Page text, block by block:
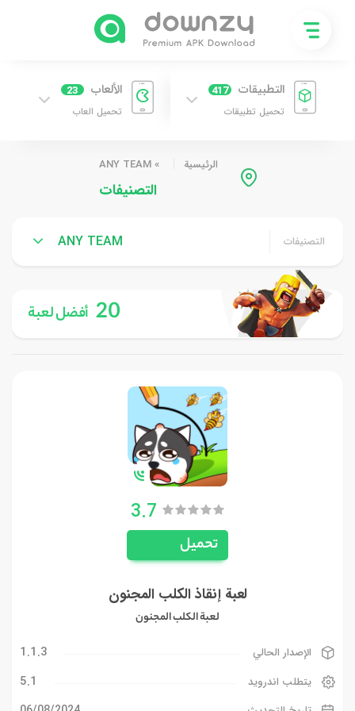
التطبيقات 417
تحميل تطبيقات
الألعاب 23
تحميل العاب
الرئيسية »
ANY TEAM
التصنيفات
التصنيفات ANY TEAM
20 أفضل لعبة
3.7
تحميل
لعبة إنقاذ الكلب المجنون
لعبة الكلب المجنون
الإصدار الحالي 1.1.3
يتطلب اندرويد 5.1